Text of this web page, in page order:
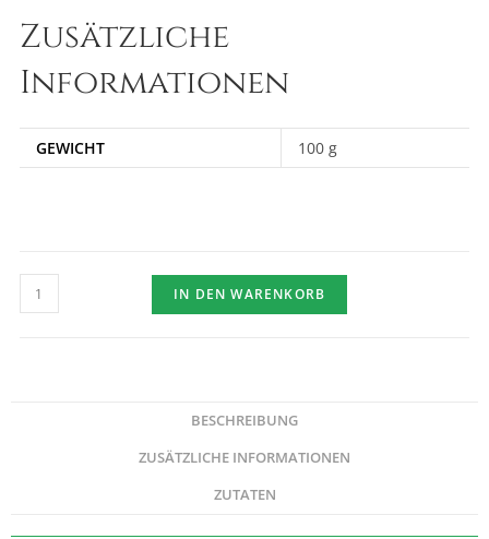
Zusätzliche
Informationen
GEWICHT 100 g
IN DEN WARENKORB
BESCHREIBUNG
ZUSÄTZLICHE INFORMATIONEN
ZUTATEN